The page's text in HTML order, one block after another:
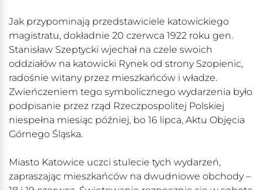
Jak przypominają przedstawiciele katowickiego
magistratu, dokładnie 20 czerwca 1922 roku gen.
Stanisław Szeptycki wjechał na czele swoich
oddziałów na katowicki Rynek od strony Szopienic,
radośnie witany przez mieszkańców i władze.
Zwieńczeniem tego symbolicznego wydarzenia było
podpisanie przez rząd Rzeczpospolitej Polskiej
niespełna miesiąc później, bo 16 lipca, Aktu Objęcia
Górnego Śląska.
Miasto Katowice uczci stulecie tych wydarzeń,
zapraszając mieszkańców na dwudniowe obchody –